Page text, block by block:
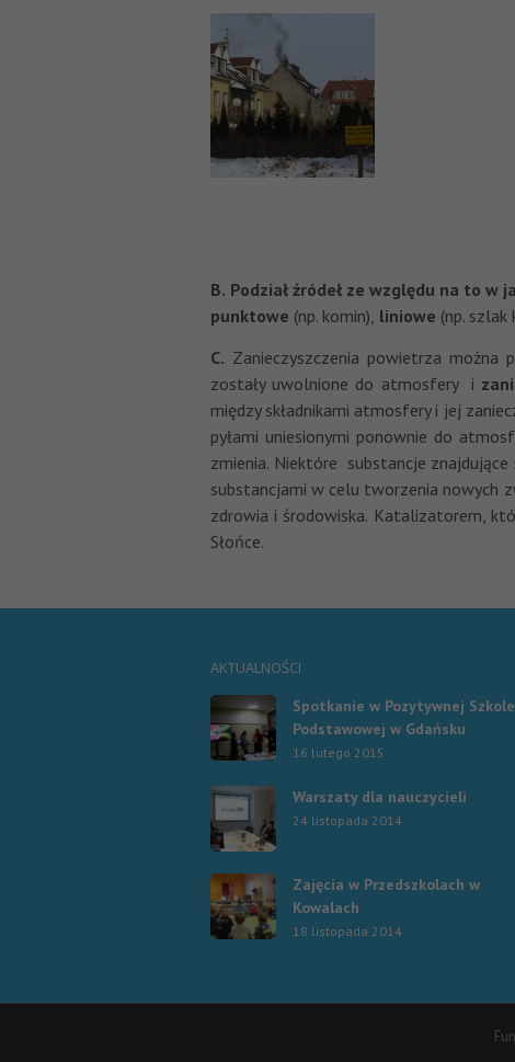
B. Podział źródeł ze względu na to
punktowe (np. komin), liniowe (np. szlak
C. Zanieczyszczenia powietrza można
zostały uwolnione do atmosfery i
między składnikami atmosfery i jej
pyłami uniesionymi ponownie do
zmienia. Niektóre substancje
substancjami w celu tworzenia nowych
zdrowia i środowiska. Katalizatorem,
Słońce.
AKTUALNOŚCI
Spotkanie w Pozytywnej Szkole
Podstawowej w Gdańsku
16 lutego 2015
Warszaty dla nauczycieli
24 listopada 2014
Zajęcia w Przedszkolach w
Kowalach
18 listopada 2014